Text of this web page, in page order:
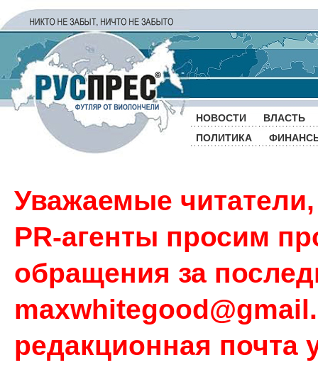
НОВОСТИ
ВЛАСТЬ
ПОЛИТИКА
Уважаемые
PR-агенты просим
обращения за
редакционная почта